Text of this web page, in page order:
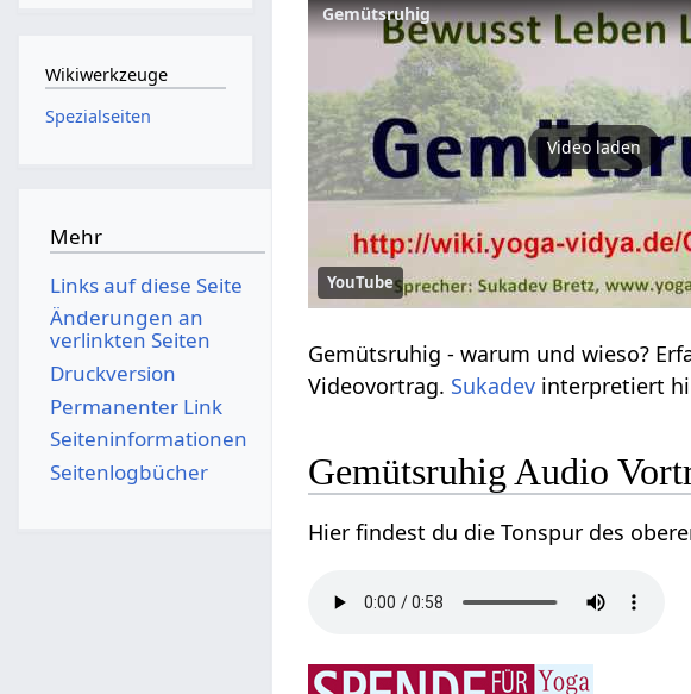
Gemütsruhig
Video laden
YouTube
Gemütsruhig‏‎ - warum und wieso? Erfahre einiges zum Thema Gemütsruhig‏‎ in dieser kurzen Abhandlung, einen spontanen
Videovortrag. Sukadev
Gemütsruhig‏‎ Audio
Wikiwerkzeuge
Spezialseiten
Mehr
Links auf diese Seite
Änderungen an
verlinkten Seiten
Druckversion
Permanenter Link
Seiten­­informationen
Seitenlogbücher